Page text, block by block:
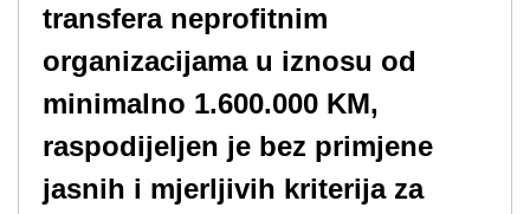
transfera neprofitnim
organizacijama u iznosu od
minimalno 1.600.000 KM,
raspodijeljen je bez primjene
jasnih i mjerljivih kriterija za